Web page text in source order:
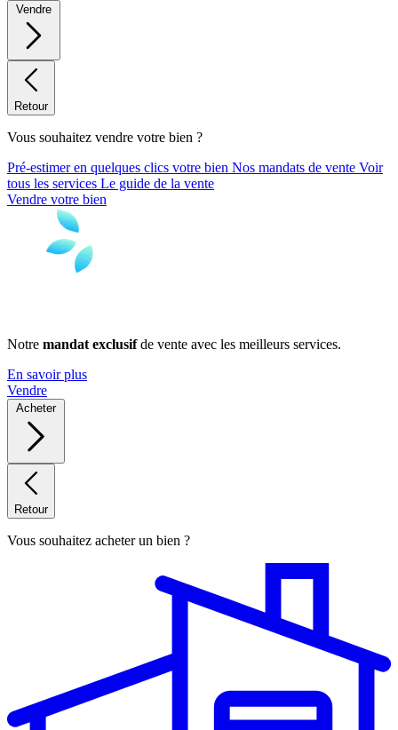
Vendre
Retour
Vous souhaitez vendre votre bien ?
Pré-estimer en quelques clics votre bien Nos mandats de vente Voir
tous les services Le guide de la vente
Vendre votre bien
Notre mandat exclusifde vente avec les meilleurs services.
En savoir plus
Vendre
Acheter
Retour
Vous souhaitez acheter un bien ?